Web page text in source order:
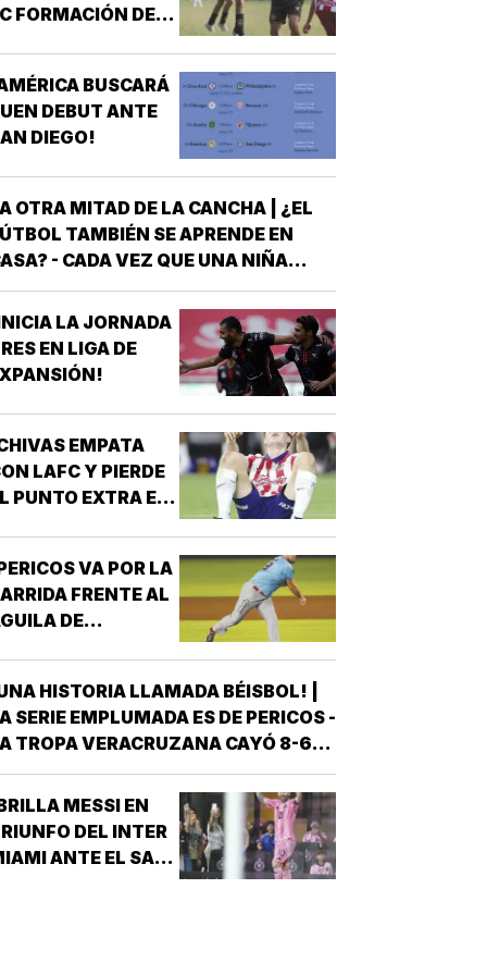
FORMACIÓN DE
BUSCARÁ
DEBUT ANTE
DIEGO!
OTRA MITAD DE LA CANCHA | ¿EL
TAMBIÉN SE APRENDE EN
- CADA VEZ QUE UNA NIÑA
A UNA CANCHA CON UN BALÓN
EL BRAZO, NO LLEGA SOLA
DE ELLA SIEMPRE HAY
QUE LA LLEVÓ AL
ENTRENAMIENTO, QUE HIZO EL
LA JORNADA
EN LIGA DE
EMPATA
LAFC Y PIERDE
PUNTO EXTRA EN
VA POR LA
FRENTE AL
DE
HISTORIA LLAMADA BÉISBOL! |
SERIE EMPLUMADA ES DE PERICOS -
TROPA VERACRUZANA CAYÓ 8-6
LOS PERICOS DE PUEBLA EN EL
JUEGO DE LA ÚLTIMA SERIE
LA TEMPORADA REGULAR EN EL
HERMANOS SERDÁN, CON LO
QUE LOS POBLANOS…
MESSI EN
DEL INTER
ANTE EL SAN